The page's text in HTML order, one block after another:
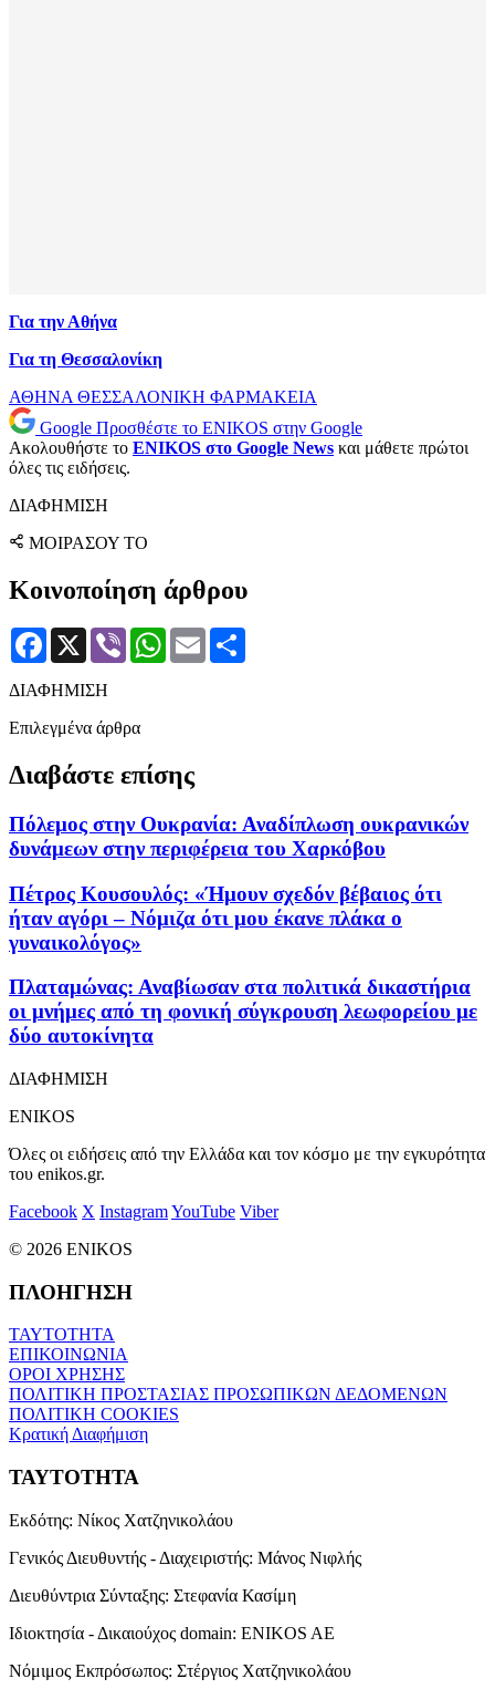
Για την Αθήνα
Για τη Θεσσαλονίκη
ΑΘΗΝΑ ΘΕΣΣΑΛΟΝΙΚΗ ΦΑΡΜΑΚΕΙΑ
Google Προσθέστε το ENIKOS στην Google
Ακολουθήστε το ENIKOS στο Google News και μάθετε πρώτοι
όλες τις ειδήσεις.
ΔΙΑΦΗΜΙΣΗ
ΜΟΙΡΑΣΟΥ ΤΟ
Κοινοποίηση άρθρου
Facebook
X Viber WhatsApp
Email
ΔΙΑΦΗΜΙΣΗ
Επιλεγμένα άρθρα
Διαβάστε επίσης
Πόλεμος στην Ουκρανία: Αναδίπλωση ουκρανικών
δυνάμεων στην περιφέρεια του Χαρκόβου
Πέτρος Κουσουλός: «Ήμουν σχεδόν βέβαιος ότι
ήταν αγόρι – Νόμιζα ότι μου έκανε πλάκα ο
γυναικολόγος»
Πλαταμώνας: Αναβίωσαν στα πολιτικά δικαστήρια
οι μνήμες από τη φονική σύγκρουση λεωφορείου με
δύο αυτοκίνητα
ΔΙΑΦΗΜΙΣΗ
ENIKOS
Όλες οι ειδήσεις από την Ελλάδα και τον κόσμο με την εγκυρότητα
του enikos.gr.
Facebook X InstagramYouTube Viber
© 2026 ENIKOS
ΠΛΟΗΓΗΣΗ
ΤΑΥΤΟΤΗΤΑ
ΕΠΙΚΟΙΝΩΝΙΑ
ΟΡΟΙ ΧΡΗΣΗΣ
ΠΟΛΙΤΙΚΗ ΠΡΟΣΤΑΣΙΑΣ ΠΡΟΣΩΠΙΚΩΝ ΔΕΔΟΜΕΝΩΝ
ΠΟΛΙΤΙΚΗ COOKIES
Κρατική Διαφήμιση
ΤΑΥΤΟΤΗΤΑ
Εκδότης: Νίκος Χατζηνικολάου
Γενικός Διευθυντής - Διαχειριστής: Μάνος Νιφλής
Διευθύντρια Σύνταξης: Στεφανία Κασίμη
Ιδιοκτησία - Δικαιούχος domain: ENIKOS AE
Νόμιμος Εκπρόσωπος: Στέργιος Χατζηνικολάου